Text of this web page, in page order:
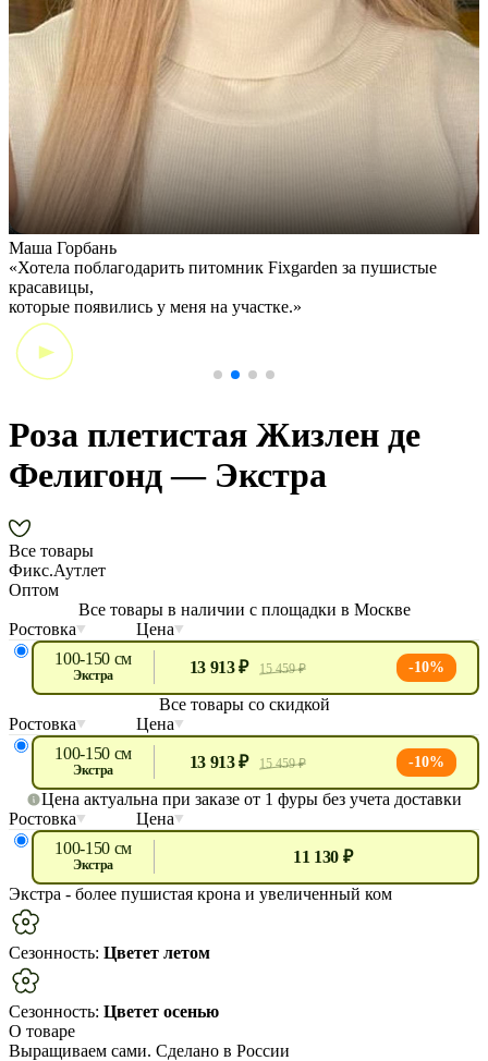
Маша Горбань
«Хотела поблагодарить питомник Fixgarden за пушистые
красавицы,
которые появились у меня на участке.»
Роза плетистая Жизлен де
Фелигонд — Экстра
Все товары
Фикс.Аутлет
Оптом
Все товары в наличии с площадки в Москве
Ростовка
Цена
100-150 см
экстра 13 913 ₽ 15 459 ₽ -10%
Все товары со скидкой
Ростовка
Цена
100-150 см
экстра 13 913 ₽ 15 459 ₽ -10%
Цена актуальна при заказе от 1 фуры без учета доставки
Ростовка
Цена
100-150 см
экстра
11 130 ₽
Экстра - более пушистая крона и увеличенный ком
Сезонность: Цветет летом
Сезонность: Цветет осенью
О товаре
Выращиваем сами. Сделано в России